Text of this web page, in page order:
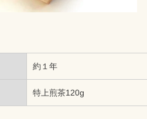
約１年
特上煎茶120g